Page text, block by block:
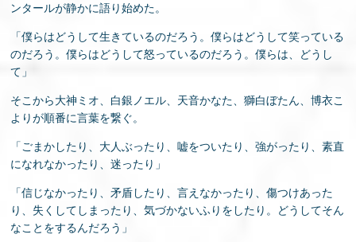
ンタールが静かに語り始めた。
「僕らはどうして生きているのだろう。僕らはどうして笑っている
のだろう。僕らはどうして怒っているのだろう。僕らは、どうし
て」
そこから大神ミオ、白銀ノエル、天音かなた、獅白ぼたん、博衣こ
よりが順番に言葉を繋ぐ。
「ごまかしたり、大人ぶったり、嘘をついたり、強がったり、素直
になれなかったり、迷ったり」
「信じなかったり、矛盾したり、言えなかったり、傷つけあった
り、失くしてしまったり、気づかないふりをしたり。どうしてそん
なことをするんだろう」